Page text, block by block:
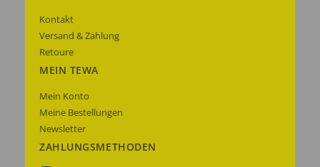
Kontakt
Versand & Zahlung
Retoure
MEIN TEWA
Mein Konto
Meine Bestellungen
Newsletter
ZAHLUNGSMETHODEN